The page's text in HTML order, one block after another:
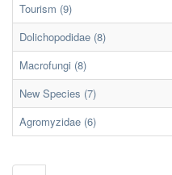
Tourism (9)
Dolichopodidae (8)
Macrofungi (8)
New Species (7)
Agromyzidae (6)